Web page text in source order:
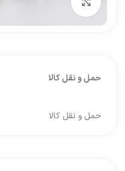
حمل و نقل کالا
حمل و نقل کالا